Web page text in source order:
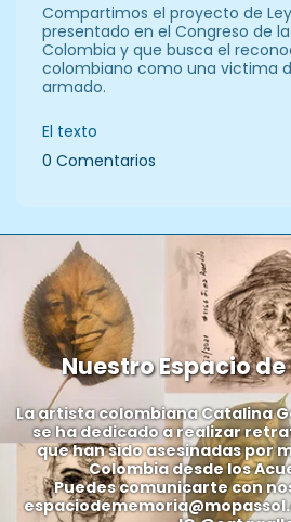
Compartimos el proyecto de
presentado en el Congreso de
Colombia y que busca el
colombiano como una victima
armado.
El texto
0 Comentarios
Nuestro Espacio
La artista colombiana Catalina
se ha dedicado a realizar
que han sido asesinadas por
Colombia desde los